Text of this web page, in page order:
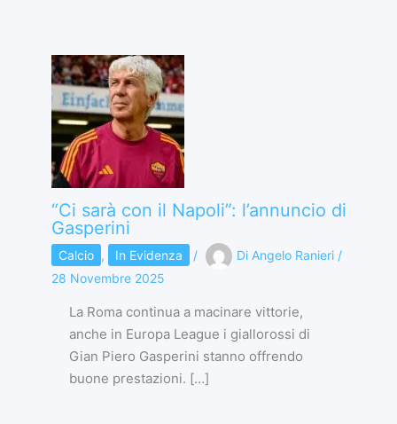
“Ci sarà con il Napoli”: l’annuncio di
Gasperini
Calcio , In Evidenza / Di Angelo Ranieri /
28 Novembre 2025
La Roma continua a macinare vittorie,
anche in Europa League i giallorossi di
Gian Piero Gasperini stanno offrendo
buone prestazioni. […]